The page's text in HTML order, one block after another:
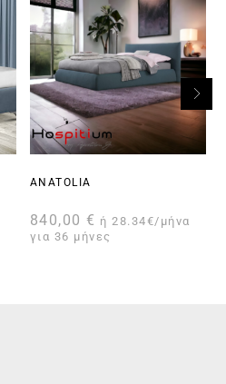
ANATOLIA
840,00 € ή 28.34€/μήνα
για 36 μήνες